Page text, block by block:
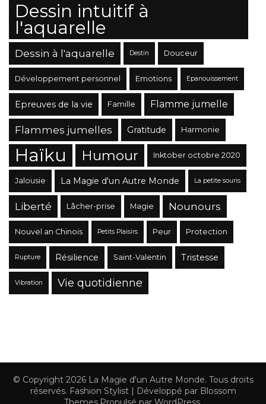
Dessin intuitif à
l'aquarelle
Dessin à l'aquarelle Destin Douceur
Développement personnel Emotions Epanouissement
Epreuves de la vie Famille Flamme jumelle
Flammes jumelles Gratitude Harmonie
Haïku Humour Inktober octobre 2020
Jalousie La Magie d'un Autre Monde La petite souris
Liberté Lâcher-prise Magie Nounours
Nouvel an Chinois Petits Plaisirs Peur Protection
Rupture Résilience Saint-Valentin Tristesse
Vibration Vie quotidienne
© Copyright 2026 La Magie d'un Autre Monde. Tous droits
réservés. Fashion Stylist | Développé par Blossom